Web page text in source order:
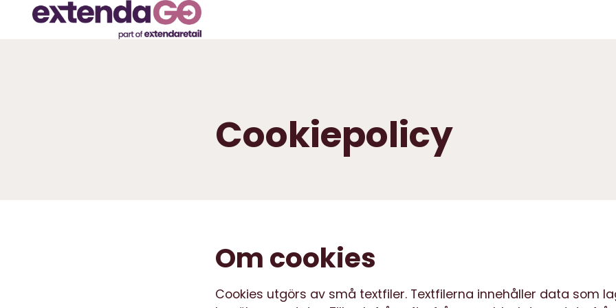
Cookiepolicy
Om cookies
Cookies utgörs av små textfiler. Textfilerna innehåller data som